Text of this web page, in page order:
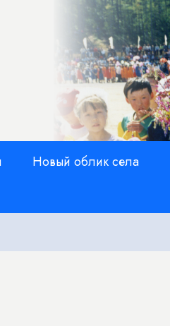
Новый облик села